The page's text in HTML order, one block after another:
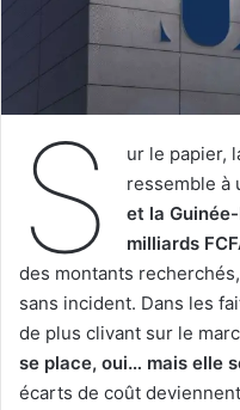
S
ur le papier,
ressemble à
et la
milliards
des montants
sans incident. Dans les
de plus clivant sur le
se place, oui… mais elle
écarts de coût